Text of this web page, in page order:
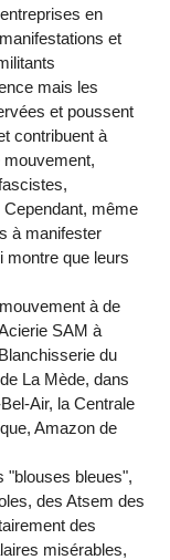
en
et
mais les
et poussent
contribuent à
même
à manifester
montre que leurs
à de
SAM à
du
La Mède, dans
Air, la Centrale
Amazon de
"blouses bleues",
des Atsem des
des
misérables,